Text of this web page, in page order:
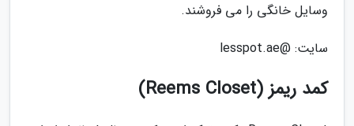
وسایل خانگی را می فروشند.
سایت: @lesspot.ae
کمد ریمز (Reems Closet)